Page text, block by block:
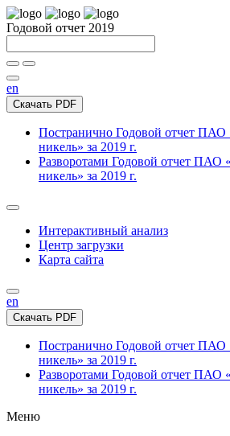
Годовой отчет 2019
en
Скачать PDF
Постранично Годовой отчет
никель» за 2019 г.
Разворотами Годовой отчет ПАО
никель» за 2019 г.
Интерактивный анализ
Центр загрузки
Карта сайта
en
Скачать PDF
Постранично Годовой отчет
никель» за 2019 г.
Разворотами Годовой отчет ПАО
никель» за 2019 г.
Меню